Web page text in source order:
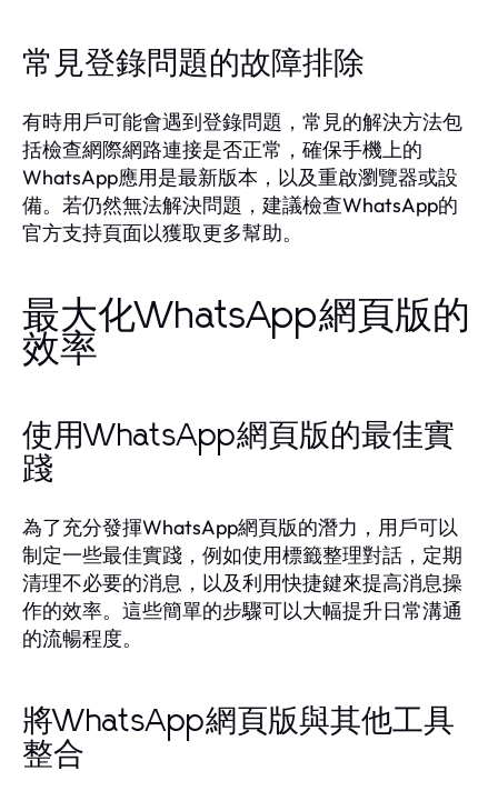
常見登錄問題的故障排除
有時用戶可能會遇到登錄問題，常見的解決方法包
括檢查網際網路連接是否正常，確保手機上的
WhatsApp應用是最新版本，以及重啟瀏覽器或設
備。若仍然無法解決問題，建議檢查WhatsApp的
官方支持頁面以獲取更多幫助。
最大化WhatsApp網頁版的
效率
使用WhatsApp網頁版的最佳實
踐
為了充分發揮WhatsApp網頁版的潛力，用戶可以
制定一些最佳實踐，例如使用標籤整理對話，定期
清理不必要的消息，以及利用快捷鍵來提高消息操
作的效率。這些簡單的步驟可以大幅提升日常溝通
的流暢程度。
將WhatsApp網頁版與其他工具
整合